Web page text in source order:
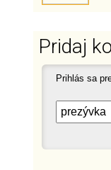
Pridaj
Prihlás sa